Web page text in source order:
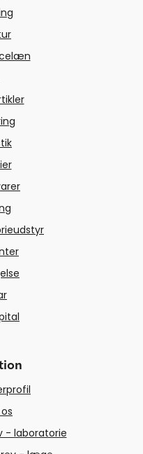
- laboratorie